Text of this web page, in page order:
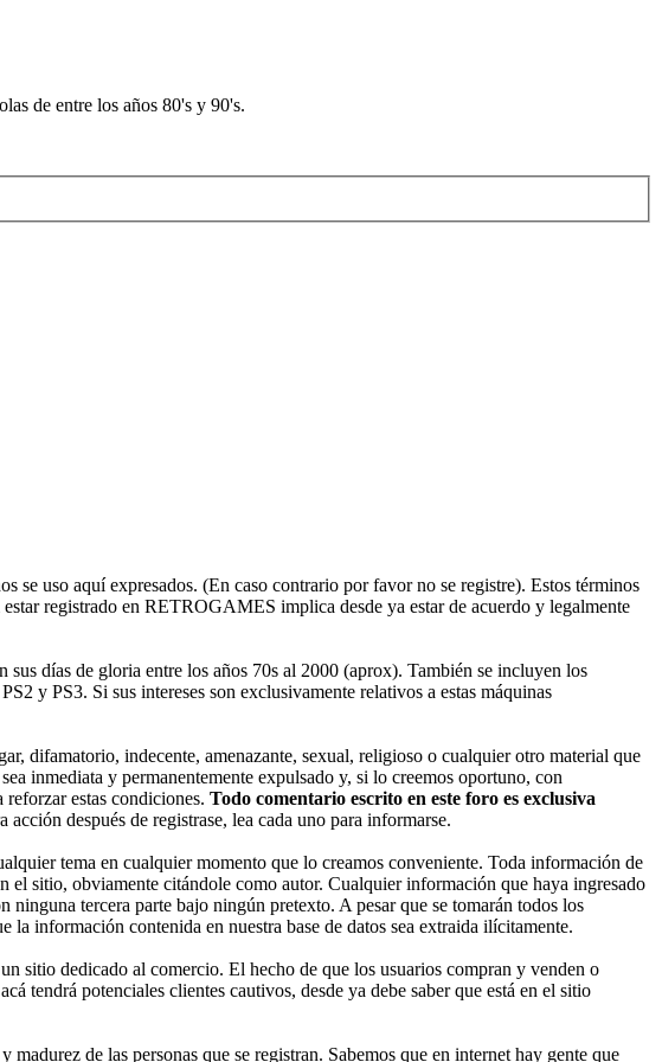
de entre los años 80's y 90's.
se uso aquí expresados. (En caso contrario por favor no se registre). Estos términos
registrado en RETROGAMES implica desde ya estar de acuerdo y legalmente
días de gloria entre los años 70s al 2000 (aprox). También se incluyen los
y PS3. Si sus intereses son exclusivamente relativos a estas máquinas
difamatorio, indecente, amenazante, sexual, religioso o cualquier otro material que
inmediata y permanentemente expulsado y, si lo creemos oportuno, con
estas condiciones. Todo comentario escrito en este foro es exclusiva
después de registrase, lea cada uno para informarse.
tema en cualquier momento que lo creamos conveniente. Toda información de
sitio, obviamente citándole como autor. Cualquier información que haya ingresado
tercera parte bajo ningún pretexto. A pesar que se tomarán todos los
información contenida en nuestra base de datos sea extraida ilícitamente.
sitio dedicado al comercio. El hecho de que los usuarios compran y venden o
tendrá potenciales clientes cautivos, desde ya debe saber que está en el sitio
de las personas que se registran. Sabemos que en internet hay gente que